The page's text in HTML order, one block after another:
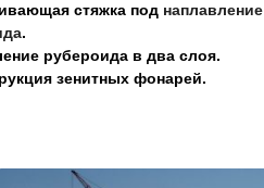
стяжка под наплавление
.
рубероида в два слоя.
зенитных фонарей.